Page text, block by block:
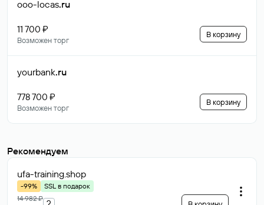
ooo-locas.ru
11 700 ₽
Возможен торг
В корзину
yourbank.ru
778 700 ₽
Возможен торг
В корзину
Рекомендуем
ufa-training.shop
-99%
SSL в подарок
14 982 ₽